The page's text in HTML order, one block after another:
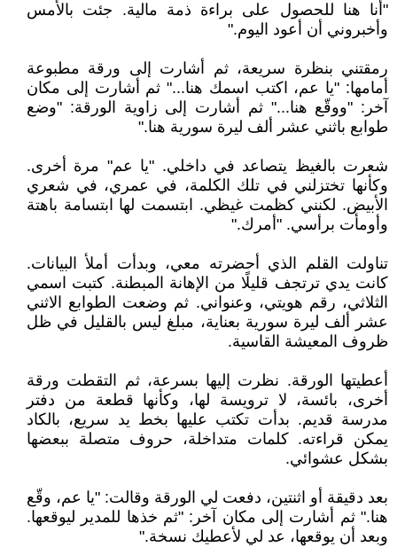
‏"أنا هنا للحصول على براءة ذمة مالية. جئت بالأمس
وأخبروني أن أعود اليوم."
‏رمقتني بنظرة سريعة، ثم أشارت إلى ورقة مطبوعة
أمامها: "يا عم، اكتب اسمك هنا..." ثم أشارت إلى مكان
آخر: "ووقّع هنا..." ثم أشارت إلى زاوية الورقة: "وضع
طوابع باثني عشر ألف ليرة سورية هنا."
‏شعرت بالغيظ يتصاعد في داخلي. "يا عم" مرة أخرى.
وكأنها تختزلني في تلك الكلمة، في عمري، في شعري
الأبيض. لكنني كظمت غيظي. ابتسمت لها ابتسامة باهتة
وأومأت برأسي. "أمرك."
‏تناولت القلم الذي أحضرته معي، وبدأت أملأ البيانات.
كانت يدي ترتجف قليلًا من الإهانة المبطنة. كتبت اسمي
الثلاثي، رقم هويتي، وعنواني. ثم وضعت الطوابع الاثني
عشر ألف ليرة سورية بعناية، مبلغ ليس بالقليل في ظل
ظروف المعيشة القاسية.
‏أعطيتها الورقة. نظرت إليها بسرعة، ثم التقطت ورقة
أخرى، بائسة، لا ترويسة لها، وكأنها قطعة من دفتر
مدرسة قديم. بدأت تكتب عليها بخط يد سريع، بالكاد
يمكن قراءته. كلمات متداخلة، حروف متصلة ببعضها
بشكل عشوائي.
‏بعد دقيقة أو اثنتين، دفعت لي الورقة وقالت: "يا عم، وقّع
هنا." ثم أشارت إلى مكان آخر: "ثم خذها للمدير ليوقعها.
وبعد أن يوقعها، عد لي لأعطيك نسخة."